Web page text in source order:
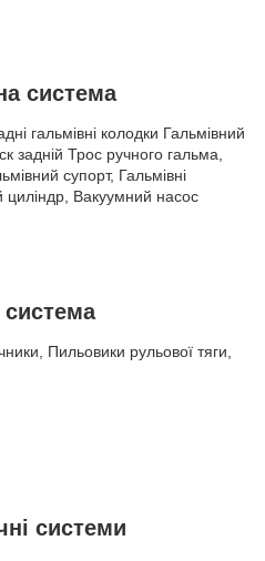
система
гальмівні колодки Гальмівний
задній Трос ручного гальма,
супорт, Гальмівні
циліндр, Вакуумний насос
Пильовики рульової тяги,
системи